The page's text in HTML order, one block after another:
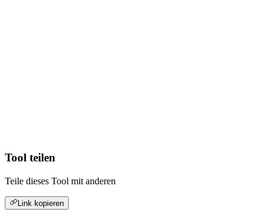
Tool teilen
Teile dieses Tool mit anderen
Link kopieren